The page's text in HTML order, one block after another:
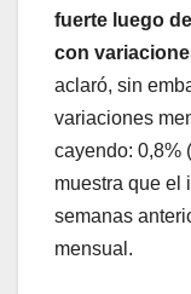
fuerte luego
con
aclaró, sin
variaciones
cayendo: 0,8%
muestra que el
semanas
mensual.